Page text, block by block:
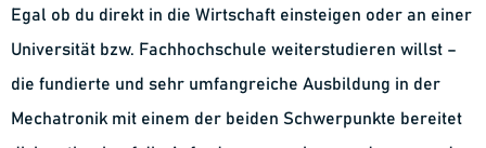
Egal ob du direkt in die Wirtschaft einsteigen oder an einer
Universität bzw. Fachhochschule weiterstudieren willst –
die fundierte und sehr umfangreiche Ausbildung in der
Mechatronik mit einem der beiden Schwerpunkte bereitet